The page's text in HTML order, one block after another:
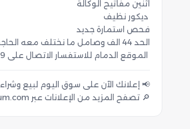
‏ الموقع الدمام للاستفسار الاتصال على 0536134089
🔎 تصفح المزيد من الإعلانات عبر souqalyaum.com